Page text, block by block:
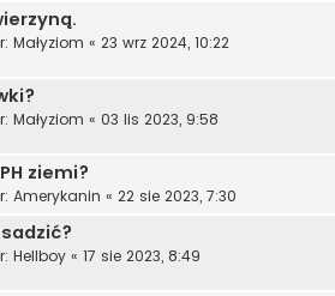
Małyziom « 23 wrz 2024, 10:22
Małyziom « 03 lis 2023, 9:58
ziemi?
Amerykanin « 22 sie 2023, 7:30
Hellboy « 17 sie 2023, 8:49